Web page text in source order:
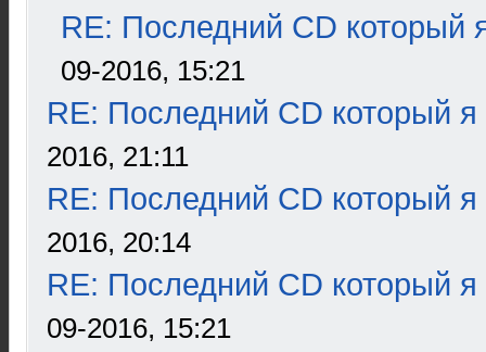
RE: Последний CD который
09-2016, 15:21
RE: Последний CD который я
2016, 21:11
RE: Последний CD который я
2016, 20:14
RE: Последний CD который я
09-2016, 15:21